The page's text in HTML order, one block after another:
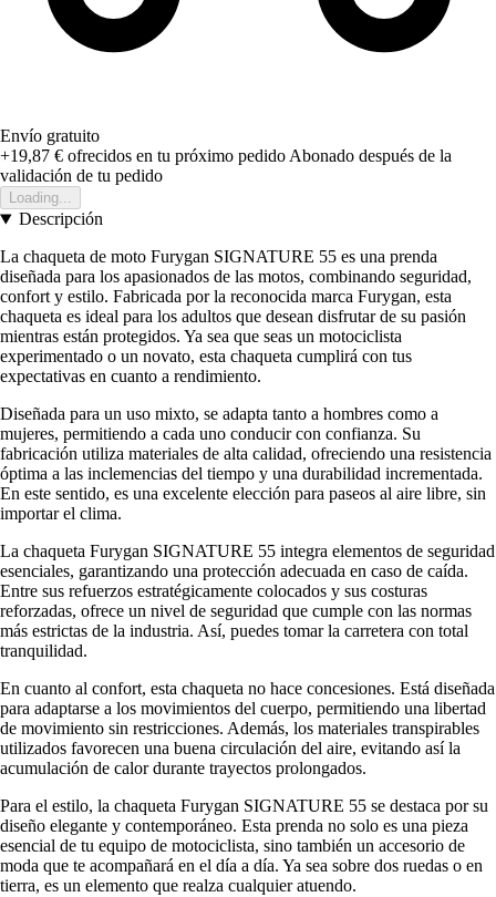
Envío gratuito
+19,87 € ofrecidos en tu próximo pedido Abonado después de la
validación de tu pedido
Loading...
Descripción
La chaqueta de moto Furygan SIGNATURE 55 es una prenda
diseñada para los apasionados de las motos, combinando seguridad,
confort y estilo. Fabricada por la reconocida marca Furygan, esta
chaqueta es ideal para los adultos que desean disfrutar de su pasión
mientras están protegidos. Ya sea que seas un motociclista
experimentado o un novato, esta chaqueta cumplirá con tus
expectativas en cuanto a rendimiento.
Diseñada para un uso mixto, se adapta tanto a hombres como a
mujeres, permitiendo a cada uno conducir con confianza. Su
fabricación utiliza materiales de alta calidad, ofreciendo una resistencia
óptima a las inclemencias del tiempo y una durabilidad incrementada.
En este sentido, es una excelente elección para paseos al aire libre, sin
importar el clima.
La chaqueta Furygan SIGNATURE 55 integra elementos de seguridad
esenciales, garantizando una protección adecuada en caso de caída.
Entre sus refuerzos estratégicamente colocados y sus costuras
reforzadas, ofrece un nivel de seguridad que cumple con las normas
más estrictas de la industria. Así, puedes tomar la carretera con total
tranquilidad.
En cuanto al confort, esta chaqueta no hace concesiones. Está diseñada
para adaptarse a los movimientos del cuerpo, permitiendo una libertad
de movimiento sin restricciones. Además, los materiales transpirables
utilizados favorecen una buena circulación del aire, evitando así la
acumulación de calor durante trayectos prolongados.
Para el estilo, la chaqueta Furygan SIGNATURE 55 se destaca por su
diseño elegante y contemporáneo. Esta prenda no solo es una pieza
esencial de tu equipo de motociclista, sino también un accesorio de
moda que te acompañará en el día a día. Ya sea sobre dos ruedas o en
tierra, es un elemento que realza cualquier atuendo.